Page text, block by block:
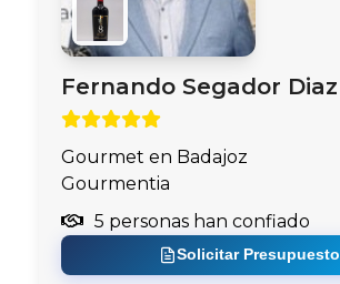
Fernando Segador Diaz
Gourmet en Badajoz
Gourmentia
5 personas han confiado
Solicitar Presupuesto